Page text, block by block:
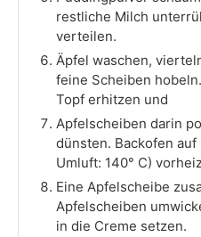
restliche Milch
verteilen.
Äpfel waschen,
feine Scheiben
Topf erhitzen und
Apfelscheiben darin
dünsten. Backofen auf
Umluft: 140° C)
Eine Apfelscheibe
Apfelscheiben
in die Creme setzen.